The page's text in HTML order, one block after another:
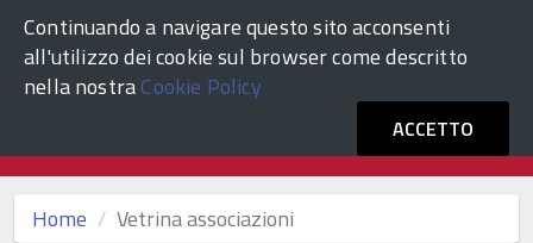
Continuando a navigare questo sito acconsenti
all'utilizzo dei cookie sul browser come descritto
nella nostraCookie Policy
ACCETTO
Comune di Venezia ACCEDI
Vetrina Associazioni Culturali
Home Vetrina associazioni